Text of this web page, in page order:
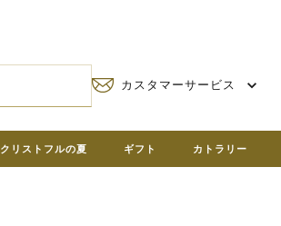
カスタマーサービス
クリストフルの夏 ギフト カトラリー